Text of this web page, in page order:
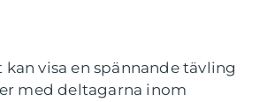
visa en spännande tävling
med deltagarna inom